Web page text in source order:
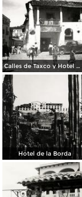
Calles de Taxco y Hotel Meléndez (izq.)
Hotel de la Borda